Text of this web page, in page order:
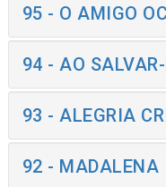
95 - O AMIGO
94 - AO
93 - ALEGRIA
92 - MADALENA